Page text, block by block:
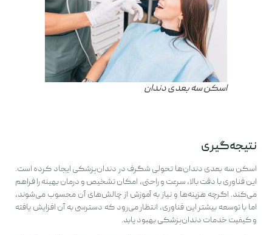
اسکن سه بعدی دندان
نتیجه‌گیری
اسکن سه بعدی دندان‌ها تحولی شگرف در دندان‌پزشکی ایجاد کرده است.
این فناوری با دقت بالا، سرعت و راحتی، امکان تشخیص و درمان بهینه را فراهم
می‌کند. اگرچه هزینه‌ها و نیاز به آموزش از چالش‌های آن محسوب می‌شوند،
اما با توسعه بیشتر این فناوری، انتظار می‌رود که دسترسی به آن افزایش یافته
و کیفیت خدمات دندان‌پزشکی بهبود یابد.